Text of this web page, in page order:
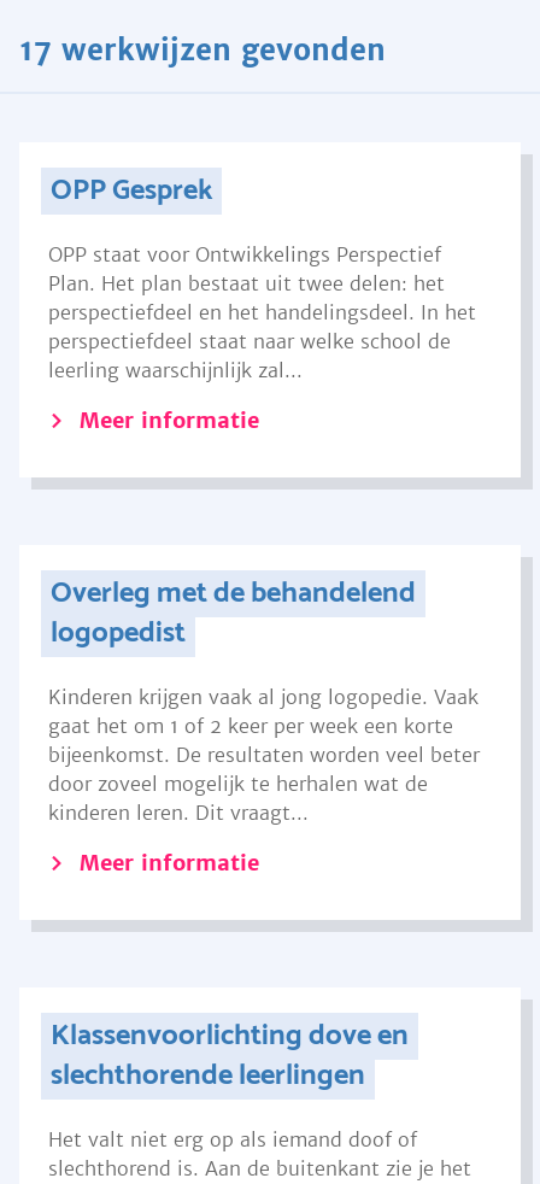
17 werkwijzen gevonden
OPP Gesprek
OPP staat voor Ontwikkelings Perspectief
Plan. Het plan bestaat uit twee delen: het
perspectiefdeel en het handelingsdeel. In het
perspectiefdeel staat naar welke school de
leerling waarschijnlijk zal...
Meer informatie
Overleg met de behandelend
logopedist
Kinderen krijgen vaak al jong logopedie. Vaak
gaat het om 1 of 2 keer per week een korte
bijeenkomst. De resultaten worden veel beter
door zoveel mogelijk te herhalen wat de
kinderen leren. Dit vraagt...
Meer informatie
Klassenvoorlichting dove en
slechthorende leerlingen
Het valt niet erg op als iemand doof of
slechthorend is. Aan de buitenkant zie je het